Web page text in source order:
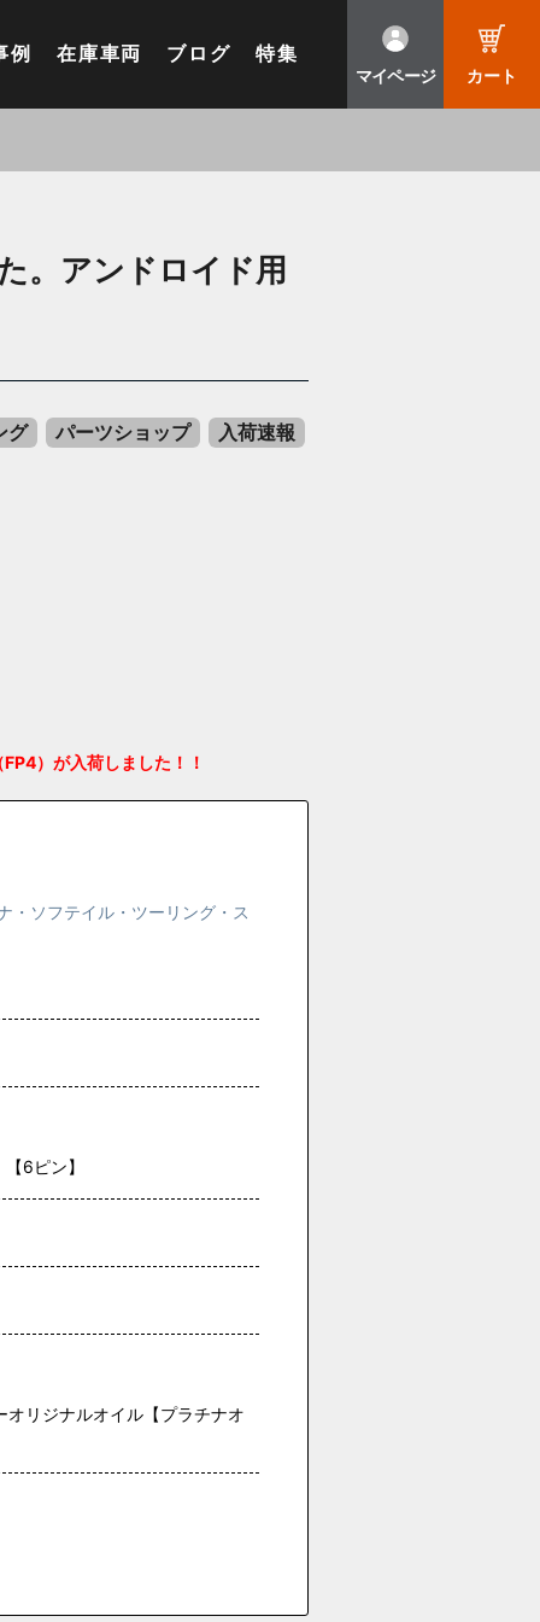
例 在庫車両 ブログ 特集
マイページ カート
。アンドロイド用
グ パーツショップ 入荷速報
）が入荷しました！！
ソフテイル・ツーリング・ス
6ピン】
リジナルオイル【プラチナオ